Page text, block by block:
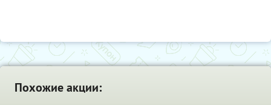
Похожие акции: